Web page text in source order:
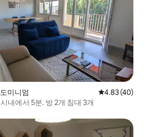
미니엄 평점 4.83점(5
4.83 (40)
내에서 5분. 방 2개 침대 3개